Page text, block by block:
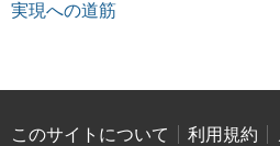
実現への道筋
このサイトについて 利用規約